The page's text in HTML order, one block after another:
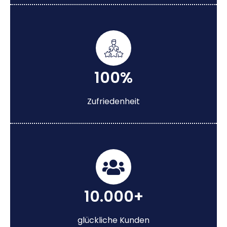
100%
Zufriedenheit
10.000+
glückliche Kunden